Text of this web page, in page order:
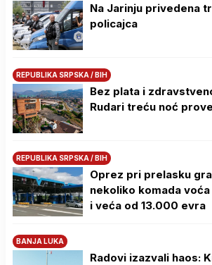
Na Јarinju privedena
policajca
REPUBLIKA SRPSKA / BIH
Bez plata i
Rudari treću noć
REPUBLIKA SRPSKA / BIH
Oprez pri prelasku
nekoliko komada
i veća od 13.000 evra
BANJA LUKA
Radovi izazvali haos: